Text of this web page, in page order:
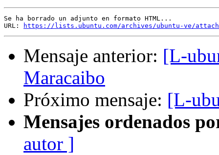
Se ha borrado un adjunto en formato HTML...
URL:
https://lists.ubuntu.com/archives/ubuntu-ve/
Mensaje anterior: [L-
Maracaibo
Próximo mensaje: [L-
Mensajes ordenados
autor ]